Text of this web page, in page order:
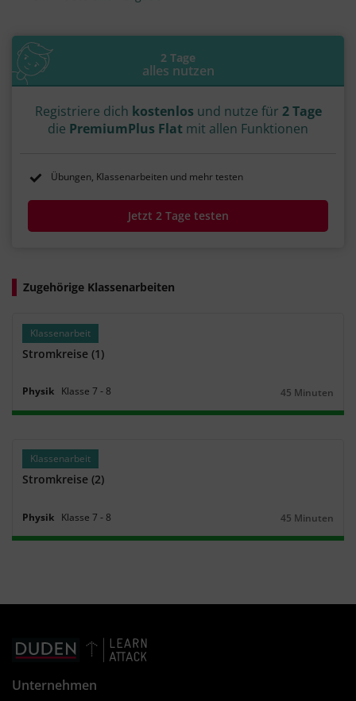
#Stromrichtung
#Bewegung
#gerichtet
#gerichtete Bewegung
#Stromkreis
#Schaltung
#Spannungsquelle
#Schalter
#Schaltplan
2 Tage
alles nutzen
Registriere dich kostenlos und nutze für 2 Tage
die PremiumPlus Flat mit allen Funktionen
Übungen, Klassenarbeiten und mehr testen
Jetzt 2 Tage testen
Zugehörige Klassenarbeiten
Klassenarbeit
Stromkreise (1)
Physik Klasse 7 ‐ 8
Dauer:
45 Minuten
Klassenarbeit
Stromkreise (2)
Physik Klasse 7 ‐ 8
Dauer:
45 Minuten
Unternehmen